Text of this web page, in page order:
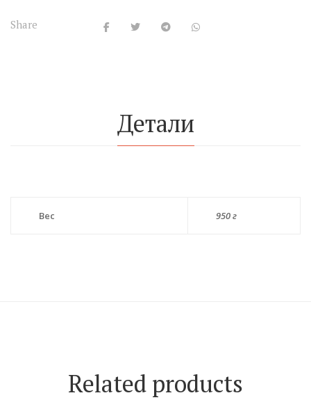
Share
Детали
Вес 950 г
Related products